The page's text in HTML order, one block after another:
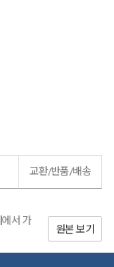
교환/반품/배송
에서 가
원본 보기